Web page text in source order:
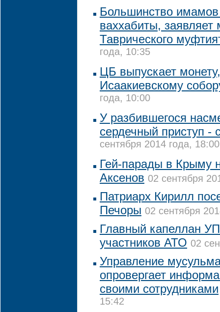
Большинство
ваххабиты, заявляет
Таврического
года, 10:35
ЦБ выпускает
Исаакиевскому
года, 10:00
У разбившегося
сердечный приступ -
сентября 2014 года, 18:00
Гей-парады в Крыму
Аксенов 02 сентября
Патриарх Кирилл
Печоры 02 сентября
Главный капеллан
участников АТО 02
Управление
опровергает
своими сотрудниками
15:42